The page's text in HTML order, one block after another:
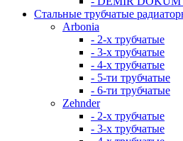
Стальные трубчатые
Arbonia
- 2-х трубчатые
- 3-х трубчатые
- 4-х трубчатые
- 5-ти трубчатые
- 6-ти трубчатые
Zehnder
- 2-х трубчатые
- 3-х трубчатые